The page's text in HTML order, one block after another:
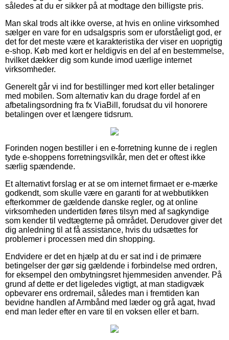
således at du er sikker på at modtage den billigste pris.
Man skal trods alt ikke overse, at hvis en online virksomhed
sælger en vare for en udsalgspris som er uforståeligt god, er
det for det meste være et karakteristika der viser en uoprigtig
e-shop. Køb med kort er heldigvis en del af en bestemmelse,
hvilket dækker dig som kunde imod uærlige internet
virksomheder.
Generelt går vi ind for bestillinger med kort eller betalinger
med mobilen. Som alternativ kan du drage fordel af en
afbetalingsordning fra fx ViaBill, forudsat du vil honorere
betalingen over et længere tidsrum.
Forinden nogen bestiller i en e-forretning kunne de i reglen
tyde e-shoppens forretningsvilkår, men det er oftest ikke
særlig spændende.
Et alternativt forslag er at se om internet firmaet er e-mærke
godkendt, som skulle være en garanti for at webbutikken
efterkommer de gældende danske regler, og at online
virksomheden undertiden føres tilsyn med af sagkyndige
som kender til vedtægterne på området. Derudover giver det
dig anledning til at få assistance, hvis du udsættes for
problemer i processen med din shopping.
Endvidere er det en hjælp at du er sat ind i de primære
betingelser der gør sig gældende i forbindelse med ordren,
for eksempel den ombytningsret hjemmesiden anvender. På
grund af dette er det ligeledes vigtigt, at man stadigvæk
opbevarer ens ordremail, således man i fremtiden kan
bevidne handlen af Armbånd med læder og grå agat, hvad
end man leder efter en vare til en voksen eller et barn.